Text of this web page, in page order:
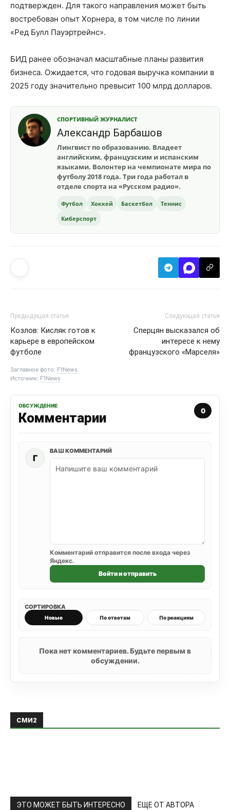
подтвержден. Для такого направления может быть
востребован опыт Хорнера, в том числе по линии
«Ред Булл Пауэртрейнс».
БИД ранее обозначал масштабные планы развития
бизнеса. Ожидается, что годовая выручка компании в
2025 году значительно превысит 100 млрд долларов.
СПОРТИВНЫЙ ЖУРНАЛИСТ
Александр Барбашов
Лингвист по образованию. Владеет
английским, французским и испанским
языками. Волонтер на чемпионате мира по
футболу 2018 года. Три года работал в
отделе спорта на «Русском радио».
Футбол Хоккей Баскетбол
Теннис
Киберспорт
Предыдущая статья
Козлов: Кисляк готов к
карьере в европейском
футболе
Следующая статья
Сперцян высказался об
интересе к нему
французского «Марселя»
Заглавное фото: F1News
Источник: F1News
ОБСУЖДЕНИЕ
Комментарии 0
Г
ВАШ КОММЕНТАРИЙ
Комментарий отправится после входа через
Яндекс.
Войти и отправить
СОРТИРОВКА
Новые По ответам По реакциям
Пока нет комментариев. Будьте первым в
обсуждении.
СМИ2
ЭТО МОЖЕТ БЫТЬ ИНТЕРЕСНО ЕЩЕ ОТ АВТОРА